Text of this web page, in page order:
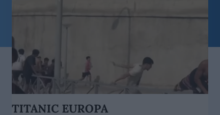
TITANIC EUROPA